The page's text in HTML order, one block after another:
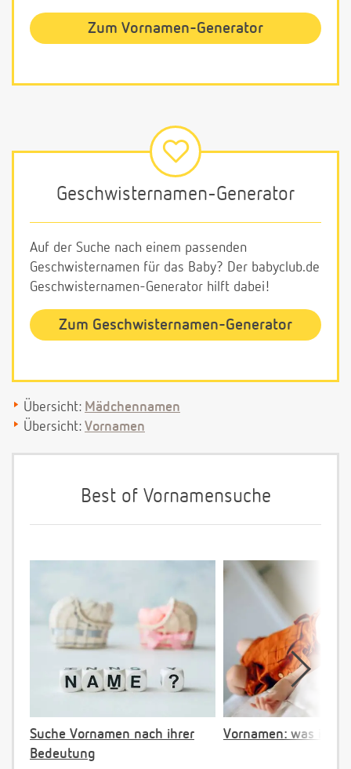
Zum Vornamen-Generator
Geschwisternamen-Generator
Auf der Suche nach einem passenden
Geschwisternamen für das Baby? Der babyclub.de
Geschwisternamen-Generator hilft dabei!
Zum Geschwisternamen-Generator
Übersicht: Mädchennamen
Übersicht: Vornamen
Best of Vornamensuche
Suche Vornamen nach ihrer
Bedeutung
Vornamen: was ist